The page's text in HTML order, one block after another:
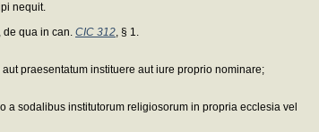
nequit.
de qua in can. CIC 312, § 1.
praesentatum instituere aut iure proprio nominare;
sodalibus institutorum religiosorum in propria ecclesia vel